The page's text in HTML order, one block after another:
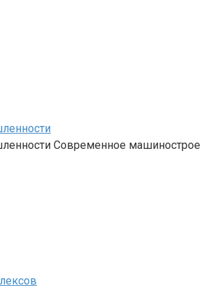
Современное